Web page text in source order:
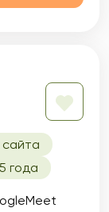
года